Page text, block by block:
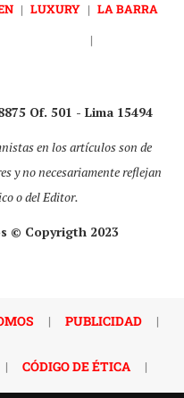
| LUXURY | LA BARRA
|
Of. 501 - Lima 15494
en los artículos son de
y no necesariamente reflejan
o del Editor.
© Copyrigth 2023
| PUBLICIDAD |
| CÓDIGO DE ÉTICA |